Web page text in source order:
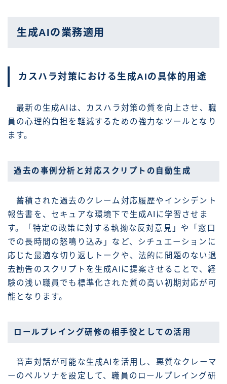
生成AIの業務適用
カスハラ対策における生成AIの具体的用途
最新の生成AIは、カスハラ対策の質を向上させ、職
員の心理的負担を軽減するための強力なツールとなり
ます。
過去の事例分析と対応スクリプトの自動生成
蓄積された過去のクレーム対応履歴やインシデント
報告書を、セキュアな環境下で生成AIに学習させま
す。「特定の政策に対する執拗な反対意見」や「窓口
での長時間の怒鳴り込み」など、シチュエーションに
応じた最適な切り返しトークや、法的に問題のない退
去勧告のスクリプトを生成AIに提案させることで、経
験の浅い職員でも標準化された質の高い初期対応が可
能となります。
ロールプレイング研修の相手役としての活用
音声対話が可能な生成AIを活用し、悪質なクレーマ
ーのペルソナを設定して、職員のロールプレイング研